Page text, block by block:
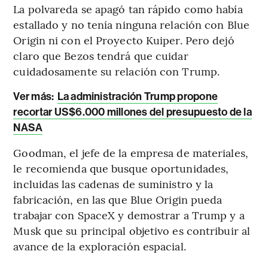
La polvareda se apagó tan rápido como había
estallado y no tenía ninguna relación con Blue
Origin ni con el Proyecto Kuiper. Pero dejó
claro que Bezos tendrá que cuidar
cuidadosamente su relación con Trump.
Ver más: La administración Trump propone
recortar US$6.000 millones del presupuesto de la
NASA
Goodman, el jefe de la empresa de materiales,
le recomienda que busque oportunidades,
incluidas las cadenas de suministro y la
fabricación, en las que Blue Origin pueda
trabajar con SpaceX y demostrar a Trump y a
Musk que su principal objetivo es contribuir al
avance de la exploración espacial.